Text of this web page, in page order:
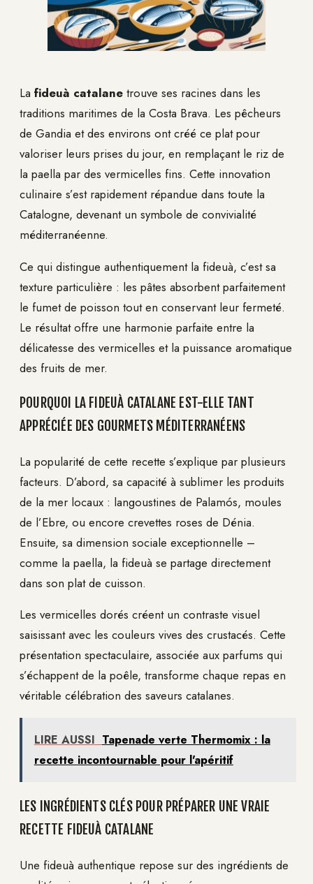
La fideuà catalane trouve ses racines dans les
traditions maritimes de la Costa Brava. Les pêcheurs
de Gandia et des environs ont créé ce plat pour
valoriser leurs prises du jour, en remplaçant le riz de
la paella par des vermicelles fins. Cette innovation
culinaire s’est rapidement répandue dans toute la
Catalogne, devenant un symbole de convivialité
méditerranéenne.
Ce qui distingue authentiquement la fideuà, c’est sa
texture particulière : les pâtes absorbent parfaitement
le fumet de poisson tout en conservant leur fermeté.
Le résultat offre une harmonie parfaite entre la
délicatesse des vermicelles et la puissance aromatique
des fruits de mer.
POURQUOI LA FIDEUÀ CATALANE EST-ELLE TANT
APPRÉCIÉE DES GOURMETS MÉDITERRANÉENS
La popularité de cette recette s’explique par plusieurs
facteurs. D’abord, sa capacité à sublimer les produits
de la mer locaux : langoustines de Palamós, moules
de l’Ebre, ou encore crevettes roses de Dénia.
Ensuite, sa dimension sociale exceptionnelle –
comme la paella, la fideuà se partage directement
dans son plat de cuisson.
Les vermicelles dorés créent un contraste visuel
saisissant avec les couleurs vives des crustacés. Cette
présentation spectaculaire, associée aux parfums qui
s’échappent de la poêle, transforme chaque repas en
véritable célébration des saveurs catalanes.
LIRE AUSSI Tapenade verte Thermomix : la
recette incontournable pour l'apéritif
LES INGRÉDIENTS CLÉS POUR PRÉPARER UNE VRAIE
RECETTE FIDEUÀ CATALANE
Une fideuà authentique repose sur des ingrédients de